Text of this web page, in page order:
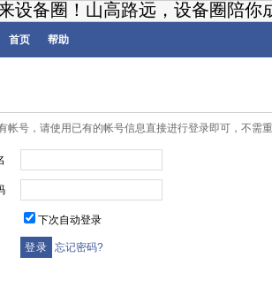
设备圈！山高路远，设备圈陪你
首页 帮助
帐号，请使用已有的帐号信息直接进行登录即可，不需
下次自动登录
忘记密码?